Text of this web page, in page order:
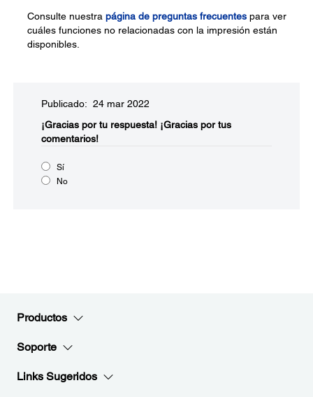
Consulte nuestra página de preguntas frecuentes para ver
cuáles funciones no relacionadas con la impresión están
disponibles.
Publicado: 24 mar 2022
¡Gracias por tu respuesta! ¡Gracias por tus
comentarios!
Sí
No
Productos
Soporte
Links Sugeridos